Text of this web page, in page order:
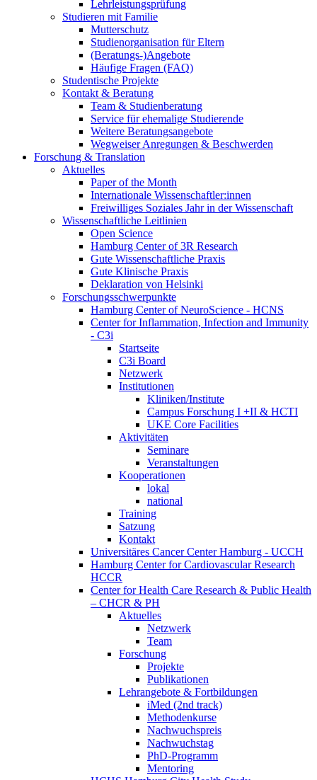
Lehrleistungsprüfung
Studieren mit Familie
Mutterschutz
Studienorganisation für Eltern
(Beratungs-)Angebote
Häufige Fragen (FAQ)
Studentische Projekte
Kontakt & Beratung
Team & Studienberatung
Service für ehemalige Studierende
Weitere Beratungsangebote
Wegweiser Anregungen & Beschwerden
Forschung & Translation
Aktuelles
Paper of the Month
Internationale Wissenschaftler:innen
Freiwilliges Soziales Jahr in der Wissenschaft
Wissenschaftliche Leitlinien
Open Science
Hamburg Center of 3R Research
Gute Wissenschaftliche Praxis
Gute Klinische Praxis
Deklaration von Helsinki
Forschungsschwerpunkte
Hamburg Center of NeuroScience - HCNS
Center for Inflammation, Infection and Immunity
- C3i
Startseite
C3i Board
Netzwerk
Institutionen
Kliniken/Institute
Campus Forschung I +II & HCTI
UKE Core Facilities
Aktivitäten
Seminare
Veranstaltungen
Kooperationen
lokal
national
Training
Satzung
Kontakt
Universitäres Cancer Center Hamburg - UCCH
Hamburg Center for Cardiovascular Research
HCCR
Center for Health Care Research & Public Health
– CHCR & PH
Aktuelles
Netzwerk
Team
Forschung
Projekte
Publikationen
Lehrangebote & Fortbildungen
iMed (2nd track)
Methodenkurse
Nachwuchspreis
Nachwuchstag
PhD-Programm
Mentoring